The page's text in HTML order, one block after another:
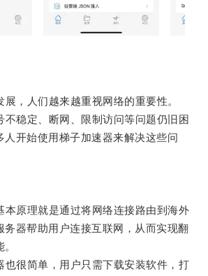
人们越来越重视网络的重要性。
稳定、断网、限制访问等问题仍旧困
人开始使用梯子加速器来解决这些问
原理就是通过将网络连接路由到海外
务器帮助用户连接互联网，从而实现翻
很简单，用户只需下载安装软件，打